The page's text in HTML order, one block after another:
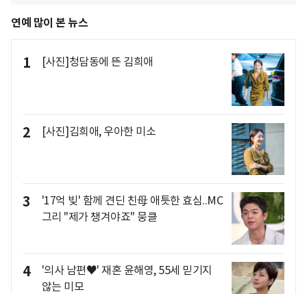
연예 많이 본 뉴스
1 [사진]청담동에 뜬 김희애
2 [사진]김희애, 우아한 미소
3
'17억 빚' 함께 견딘 친母 애틋한 효심..MC
그리 "제가 챙겨야죠" 뭉클
4
'의사 남편♥' 재혼 윤해영, 55세 믿기지
않는 미모